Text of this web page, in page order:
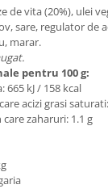
de vita (20%), ulei
sare, regulator de
marar.
pentru 100 g:
665 kJ / 158 kcal
acizi grasi
care zaharuri: 1.1 g